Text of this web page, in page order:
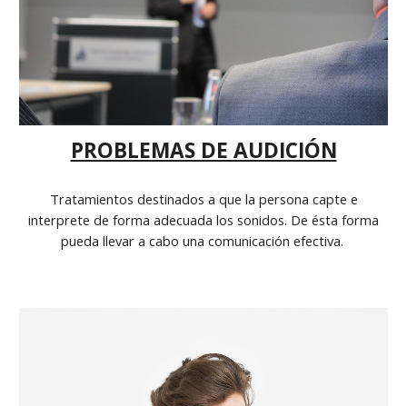
PROBLEMAS DE AUDICIÓN
Tratamientos destinados a que la persona capte e
interprete de forma adecuada los sonidos. De ésta forma
pueda llevar a cabo una comunicación efectiva.